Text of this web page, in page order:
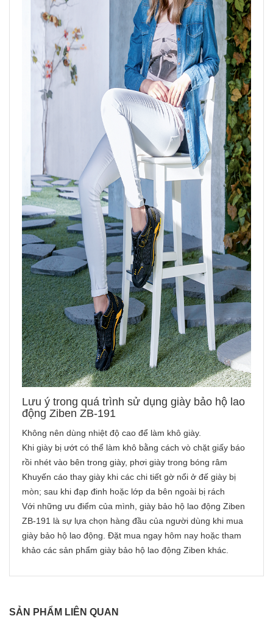
Lưu ý trong quá trình sử dụng giày bảo hộ lao
động Ziben ZB-191
Không nên dùng nhiệt độ cao để làm khô giày.
Khi giày bị ướt có thể làm khô bằng cách vò chặt giấy báo
rồi nhét vào bên trong giày, phơi giày trong bóng râm
Khuyến cáo thay giày khi các chi tiết gờ nổi ở đế giày bị
mòn; sau khi đạp đinh hoặc lớp da bên ngoài bị rách
Với những ưu điểm của mình, giày bảo hộ lao động Ziben
ZB-191 là sự lựa chọn hàng đầu của người dùng khi mua
giày bảo hộ lao động. Đặt mua ngay hôm nay hoặc tham
khảo các sản phẩm giày bảo hộ lao động Ziben khác.
SẢN PHẨM LIÊN QUAN